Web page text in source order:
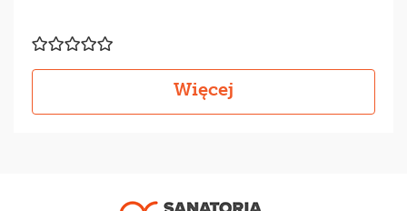
Więcej